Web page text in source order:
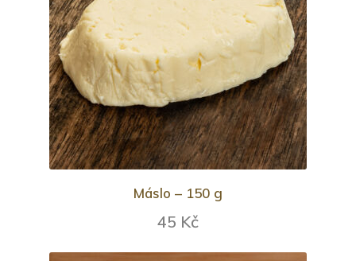
Máslo – 150 g
45 Kč